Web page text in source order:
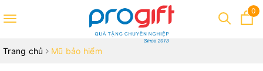
Toggle
0
Trang chủ Mũ bảo hiểm